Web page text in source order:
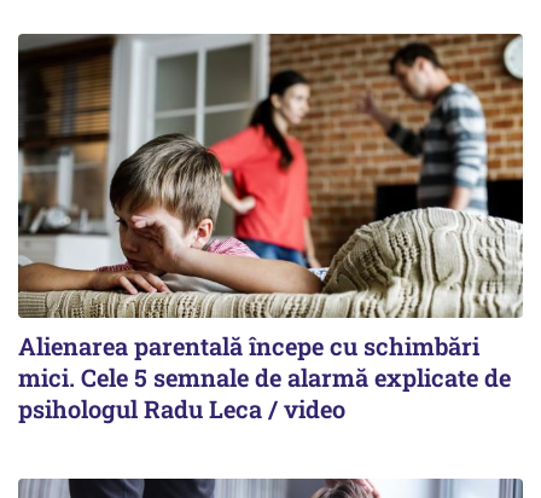
Alienarea parentală începe cu schimbări
mici. Cele 5 semnale de alarmă explicate de
psihologul Radu Leca / video